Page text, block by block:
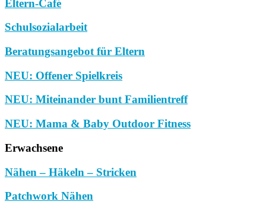
Eltern-Café
Schulsozialarbeit
Beratungsangebot für Eltern
NEU: Offener Spielkreis
NEU: Miteinander bunt Familientreff
NEU: Mama & Baby Outdoor Fitness
Erwachsene
Nähen – Häkeln – Stricken
Patchwork Nähen